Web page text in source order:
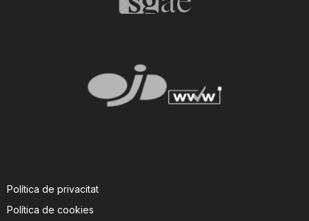
g
Política de privacitat
Política de cookies